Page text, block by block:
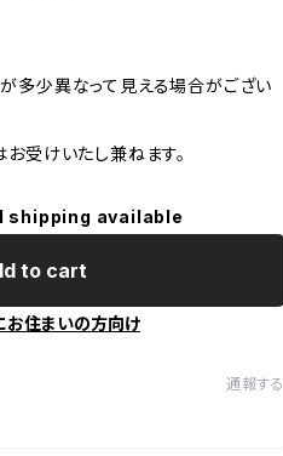
多少異なって見える場合がござい
受けいたし兼ねます。
shipping available
to cart
お住まいの方向け
通報する